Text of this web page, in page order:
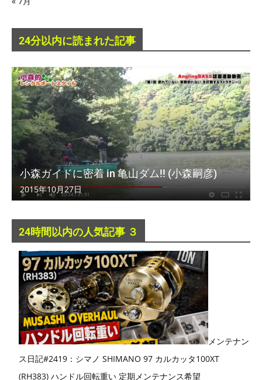
24分以内に読まれた記事
小森ガイドに密着 in 亀山ダム!! (小森嗣彦)
2015年10月27日
24時間以内の人気記事 ３
メンテナン
ス日記#2419：シマノ SHIMANO 97 カルカッタ100XT
(RH383) ハンドル回転重い 定期メンテナンス希望